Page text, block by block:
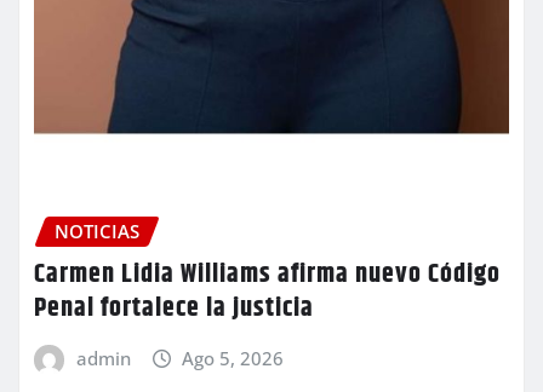
NOTICIAS
Carmen Lidia Williams afirma nuevo Código
Penal fortalece la justicia
admin Ago 5, 2026